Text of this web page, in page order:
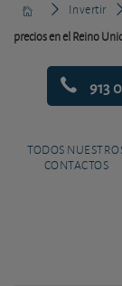
Invertir
precios en el Reino
913
TODOS
CONTACTOS